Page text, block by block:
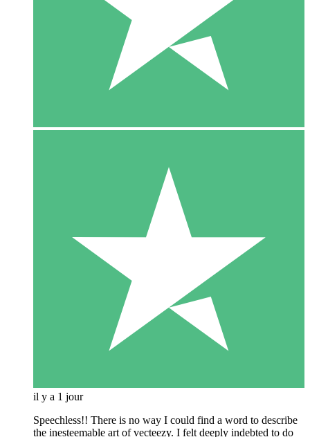
il y a 1 jour
Speechless!! There is no way I could find a word to describe
the inesteemable art of vecteezy. I felt deeply indebted to do